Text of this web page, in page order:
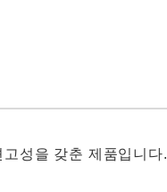
성을 갖춘 제품입니다.